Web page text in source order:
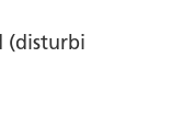
(disturbi